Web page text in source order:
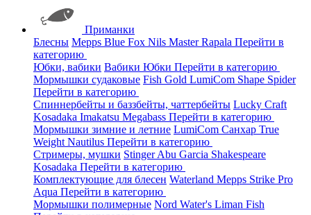
Приманки
Блесны Mepps Blue Fox Nils MasterRapala Перейти в
категорию
Юбки, вабики Вабики Юбки Перейти в категорию
Мормышки судаковые Fish Gold LumiCom Shape Spider
Перейти в категорию
Спиннербейты и баззбейты, чаттербейты Lucky Craft
Kosadaka Imakatsu Megabass Перейти в категорию
Мормышки зимние и летние LumiCom Санхар True
Weight Nautilus Перейти в категорию
Стримеры, мушки StingerAbu Garcia Shakespeare
Kosadaka Перейти в категорию
Комплектующие для блесен Waterland Mepps Strike Pro
Aqua Перейти в категорию
Мормышки полимерные Nord Water's Liman Fish